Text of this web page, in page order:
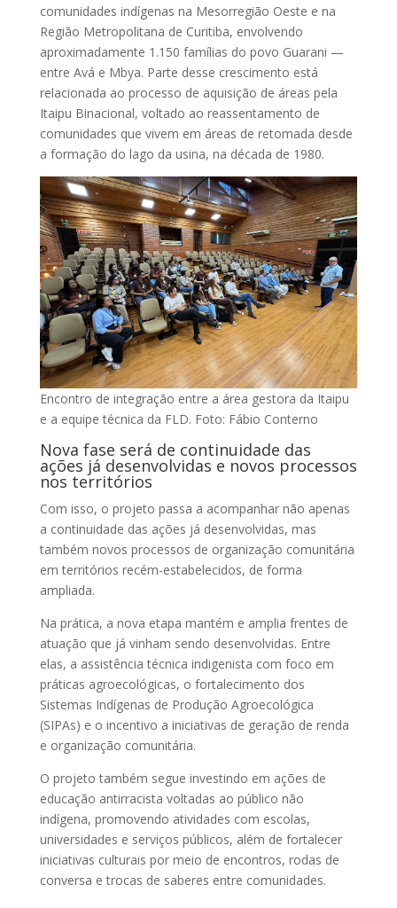
comunidades indígenas na Mesorregião Oeste e na
Região Metropolitana de Curitiba, envolvendo
aproximadamente 1.150 famílias do povo Guarani —
entre Avá e Mbya. Parte desse crescimento está
relacionada ao processo de aquisição de áreas pela
Itaipu Binacional, voltado ao reassentamento de
comunidades que vivem em áreas de retomada desde
a formação do lago da usina, na década de 1980.
Encontro de integração entre a área gestora da Itaipu
e a equipe técnica da FLD. Foto: Fábio Conterno
Nova fase será de continuidade das
ações já desenvolvidas e novos processos
nos territórios
Com isso, o projeto passa a acompanhar não apenas
a continuidade das ações já desenvolvidas, mas
também novos processos de organização comunitária
em territórios recém-estabelecidos, de forma
ampliada.
Na prática, a nova etapa mantém e amplia frentes de
atuação que já vinham sendo desenvolvidas. Entre
elas, a assistência técnica indigenista com foco em
práticas agroecológicas, o fortalecimento dos
Sistemas Indígenas de Produção Agroecológica
(SIPAs) e o incentivo a iniciativas de geração de renda
e organização comunitária.
O projeto também segue investindo em ações de
educação antirracista voltadas ao público não
indígena, promovendo atividades com escolas,
universidades e serviços públicos, além de fortalecer
iniciativas culturais por meio de encontros, rodas de
conversa e trocas de saberes entre comunidades.